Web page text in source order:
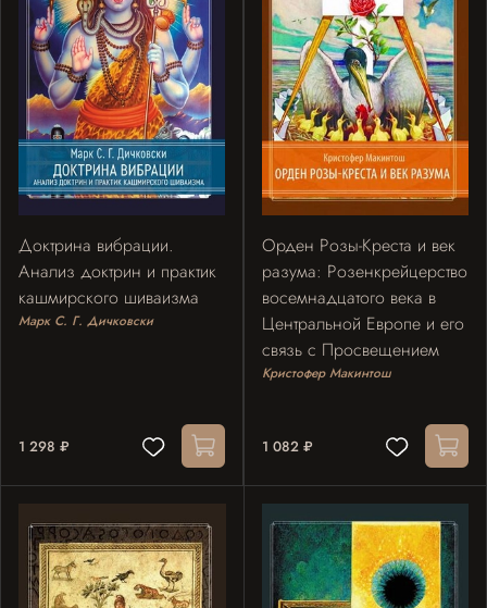
Доктрина вибрации.
Анализ доктрин и практик
кашмирского шиваизма
Марк С. Г. Дичковски
1 298 ₽
Орден Розы-Креста и век
разума: Розенкрейцерство
восемнадцатого века в
Центральной Европе и его
связь с Просвещением
Кристофер Макинтош
1 082 ₽